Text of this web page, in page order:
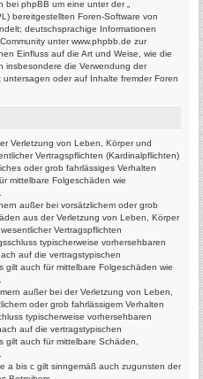
phpBB um eine unter der „
bereitgestellten Foren-Software von
deutschsprachige Informationen
unter www.phpbb.de zur
Einfluss auf die Art und Weise, wie die
insbesondere die Verwendung der
oder auf Inhalte fremder Foren
Verletzung von Leben, Körper und
Vertragspflichten (Kardinalpflichten)
oder grob fahrlässiges Verhalten
mittelbare Folgeschäden wie
außer bei vorsätzlichem oder grob
aus der Verletzung von Leben, Körper
Vertragspflichten
typischerweise vorhersehbaren
auf die vertragstypischen
gilt auch für mittelbare Folgeschäden wie
außer bei der Verletzung von Leben,
oder grob fahrlässigem Verhalten
typischerweise vorhersehbaren
auf die vertragstypischen
gilt auch für mittelbare Schäden,
a bis c gilt sinngemäß auch zugunsten der